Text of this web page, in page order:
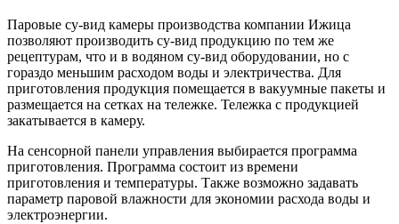
Паровые су-вид камеры производства компании Ижица
позволяют производить су-вид продукцию по тем же
рецептурам, что и в водяном су-вид оборудовании, но с
гораздо меньшим расходом воды и электричества. Для
приготовления продукция помещается в вакуумные пакеты и
размещается на сетках на тележке. Тележка с продукцией
закатывается в камеру.
На сенсорной панели управления выбирается программа
приготовления. Программа состоит из времени
приготовления и температуры. Также возможно задавать
параметр паровой влажности для экономии расхода воды и
электроэнергии.